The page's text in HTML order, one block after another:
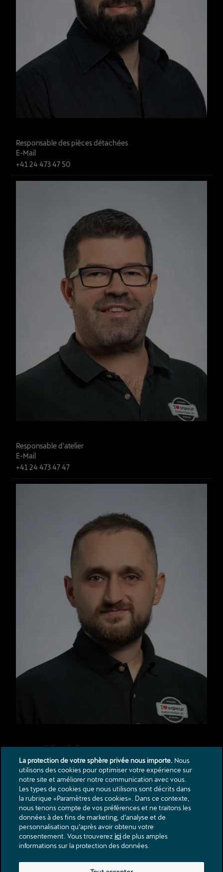
Responsable des pièces détachées
E-Mail
+41 24 473 47 50
Responsable d'atelier
E-Mail
+41 24 473 47 47
Responsable technique
E-Mail
+41 24 473 47 47
Contact
Catalogues & listes de prix
Mentions légales
Protection des donnèes
La protection de votre sphère privée nous importe. Nous
utilisons des cookies pour optimiser votre expérience sur
notre site et améliorer notre communication avec vous.
Les types de cookies que nous utilisons sont décrits dans
la rubrique «Paramètres des cookies». Dans ce contexte,
nous tenons compte de vos préférences et ne traitons les
données à des fins de marketing, d’analyse et de
personnalisation qu’après avoir obtenu votre
consentement. Vous trouverezicide plus amples
informations sur la protection des données.